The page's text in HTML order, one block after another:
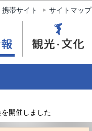
携帯サイト サイトマップ
開催しました